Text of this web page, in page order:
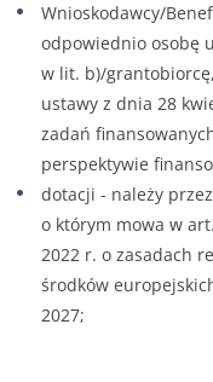
Wnioskodawcy/
odpowiednio osobę
w lit. b)/
ustawy z dnia 28
zadań
perspektywie
dotacji - należy
o którym mowa w
2022 r. o zasadach
środków
2027;